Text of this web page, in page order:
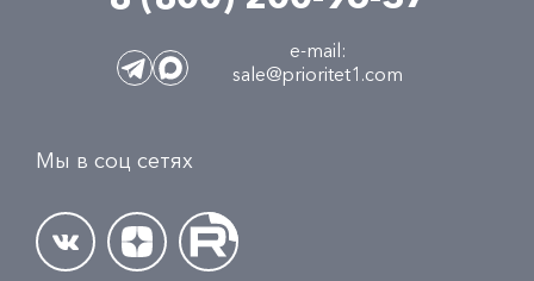
e-mail:
sale@prioritet1.com
Мы в соц сетях